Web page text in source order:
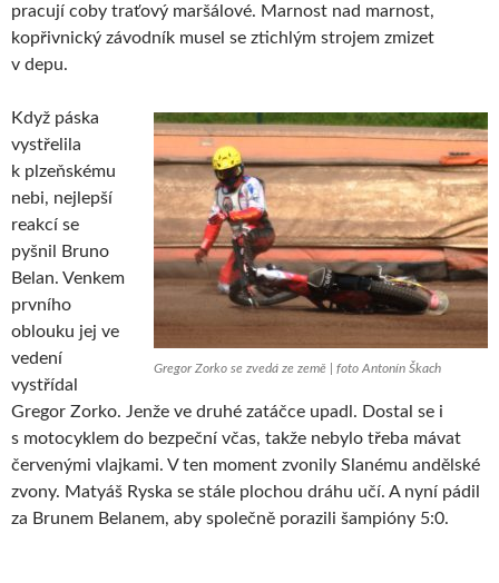
pracují coby traťový maršálové. Marnost nad marnost,
kopřivnický závodník musel se ztichlým strojem zmizet
v depu.
Gregor Zorko se zvedá ze země | foto Antonín Škach
Když páska
vystřelila
k plzeňskému
nebi, nejlepší
reakcí se
pyšnil Bruno
Belan. Venkem
prvního
oblouku jej ve
vedení
vystřídal
Gregor Zorko. Jenže ve druhé zatáčce upadl. Dostal se i
s motocyklem do bezpeční včas, takže nebylo třeba mávat
červenými vlajkami. V ten moment zvonily Slanému andělské
zvony. Matyáš Ryska se stále plochou dráhu učí. A nyní pádil
za Brunem Belanem, aby společně porazili šampióny 5:0.